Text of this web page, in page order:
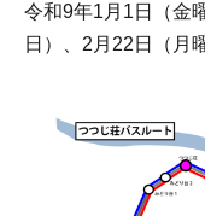
令和9年1月1日（金
日）、2月22日（月